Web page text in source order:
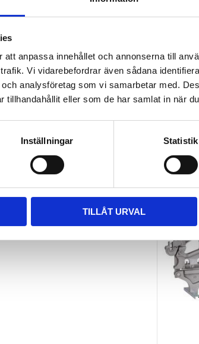
anpassa innehållet och annonserna till
Vi vidarebefordrar även sådana
analysföretag som vi samarbetar med.
tillhandahållit eller som de har samlat in när
Inställningar Statistik
TILLÅT URVAL
Rutnätsvy
Listvy
bara att byta ut dem.